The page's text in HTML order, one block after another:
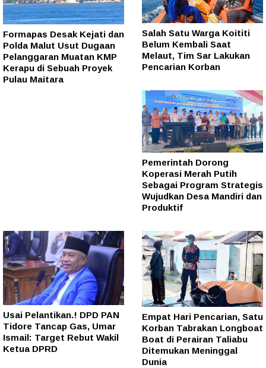
Formapas Desak Kejati dan
Polda Malut Usut Dugaan
Pelanggaran Muatan KMP
Kerapu di Sebuah Proyek
Pulau Maitara
Salah Satu Warga Koititi
Belum Kembali Saat
Melaut, Tim Sar Lakukan
Pencarian Korban
Pemerintah Dorong
Koperasi Merah Putih
Sebagai Program Strategis
Wujudkan Desa Mandiri dan
Produktif
Usai Pelantikan.! DPD PAN
Tidore Tancap Gas, Umar
Ismail: Target Rebut Wakil
Ketua DPRD
Empat Hari Pencarian, Satu
Korban Tabrakan Longboat
Boat di Perairan Taliabu
Ditemukan Meninggal
Dunia